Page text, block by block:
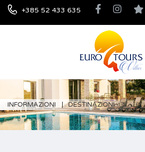
+385 52 433 635
INFORMAZIONI DESTINAZIONI